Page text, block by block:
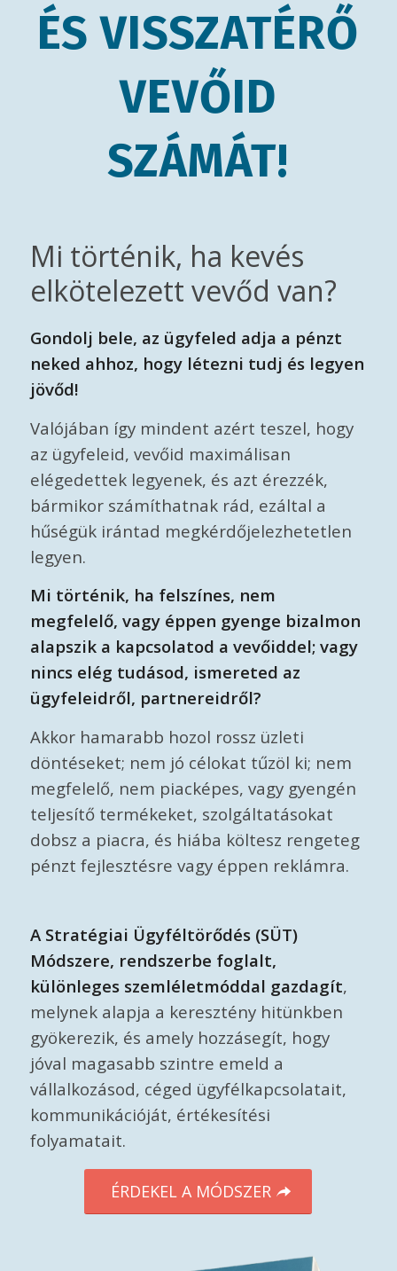
ÉS VISSZATÉRŐ
VEVŐID
SZÁMÁT!
Mi történik, ha kevés
elkötelezett vevőd van?
Gondolj bele, az ügyfeled adja a pénzt
neked ahhoz, hogy létezni tudj és legyen
jövőd!
Valójában így mindent azért teszel, hogy
az ügyfeleid, vevőid maximálisan
elégedettek legyenek, és azt érezzék,
bármikor számíthatnak rád, ezáltal a
hűségük irántad megkérdőjelezhetetlen
legyen.
Mi történik, ha felszínes, nem
megfelelő, vagy éppen gyenge bizalmon
alapszik a kapcsolatod a vevőiddel; vagy
nincs elég tudásod, ismereted az
ügyfeleidről, partnereidről?
Akkor hamarabb hozol rossz üzleti
döntéseket; nem jó célokat tűzöl ki; nem
megfelelő, nem piacképes, vagy gyengén
teljesítő termékeket, szolgáltatásokat
dobsz a piacra, és hiába költesz rengeteg
pénzt fejlesztésre vagy éppen reklámra.
A Stratégiai Ügyféltörődés (SÜT)
Módszere, rendszerbe foglalt,
különleges szemléletmóddal gazdagít,
melynek alapja a keresztény hitünkben
gyökerezik, és amely hozzásegít, hogy
jóval magasabb szintre emeld a
vállalkozásod, céged ügyfélkapcsolatait,
kommunikációját, értékesítési
folyamatait.
ÉRDEKEL A MÓDSZER